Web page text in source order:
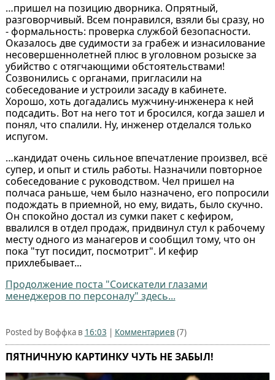
…пришел на позицию дворника. Опрятный,
разговорчивый. Всем понравился, взяли бы сразу, но
- формальность: проверка службой безопасности.
Оказалось две судимости за грабеж и изнасилование
несовершеннолетней плюс в уголовном розыске за
убийство с отягчающими обстоятельствами!
Созвонились с органами, пригласили на
собеседование и устроили засаду в кабинете.
Хорошо, хоть догадались мужчину-инженера к ней
подсадить. Вот на него тот и бросился, когда зашел и
понял, что спалили. Ну, инженер отделался только
испугом.
…кандидат очень сильное впечатление произвел, всё
супер, и опыт и стиль работы. Назначили повторное
собеседование с руководством. Чел пришел на
полчаса раньше, чем было назначено, его попросили
подождать в приемной, но ему, видать, было скучно.
Он спокойно достал из сумки пакет с кефиром,
ввалился в отдел продаж, придвинул стул к рабочему
месту одного из манагеров и сообщил тому, что он
пока "тут посидит, посмотрит". И кефир
прихлебывает...
Продолжение поста "Соискатели глазами
менеджеров по персоналу" здесь...
Posted by Воффка в 16:03 | Комментариев (7)
ПЯТНИЧНУЮ КАРТИНКУ ЧУТЬ НЕ ЗАБЫЛ!